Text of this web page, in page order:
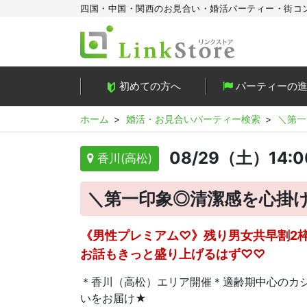
四国・中国・関西のお見合い・婚活パーティー・街コ
初めての方へ パーティーの
ホーム 婚活・お見合いパーティー検索 ＼第
香川(高松) 08/29（土）
＼第一印象◎清潔感を心掛
《男性プレミアム♡》残り男女共早割
お話もきっと盛り上げるはず♡♡
＊香川（高松）エリア開催＊適齢期中心の
いをお届け★